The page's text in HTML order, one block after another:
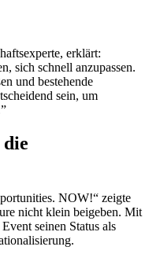
erklärt:
sich schnell anzupassen.
und bestehende
sein, um
NOW!“ zeigte
nicht klein beigeben. Mit
seinen Status als